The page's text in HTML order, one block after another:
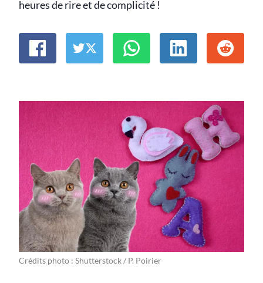
heures de rire et de complicité !
Crédits photo : Shutterstock / P. Poirier